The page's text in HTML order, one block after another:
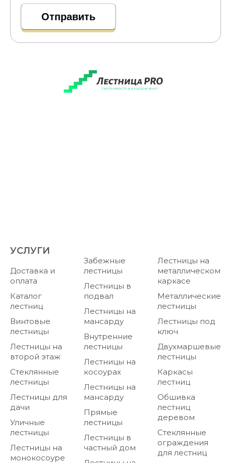
УСЛУГИ
Доставка и
оплата
Каталог
лестниц
Винтовые
лестницы
Лестницы на
второй этаж
Стеклянные
лестницы
Лестницы для
дачи
Уличные
лестницы
Лестницы на
монокосоуре
Забежные
лестницы
Лестницы в
подвал
Лестницы на
мансарду
Внутренние
лестницы
Лестницы на
косоурах
Лестницы на
мансарду
Прямые
лестницы
Лестницы в
частный дом
Лестницы на
металлическом
каркасе
Металлические
лестницы
Лестницы под
ключ
Двухмаршевые
лестницы
Каркасы
лестниц
Обшивка
лестниц
деревом
Стеклянные
ограждения
для лестниц